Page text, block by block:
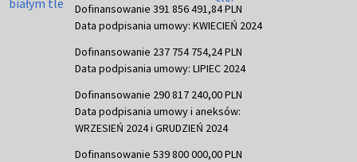
Dofinansowanie 391 856 491,84 PLN
Data podpisania umowy: KWIECIEŃ 2024
Dofinansowanie 237 754 754,24 PLN
Data podpisania umowy: LIPIEC 2024
Dofinansowanie 290 817 240,00 PLN
Data podpisania umowy i aneksów:
WRZESIEŃ 2024 i GRUDZIEŃ 2024
Dofinansowanie 539 800 000,00 PLN